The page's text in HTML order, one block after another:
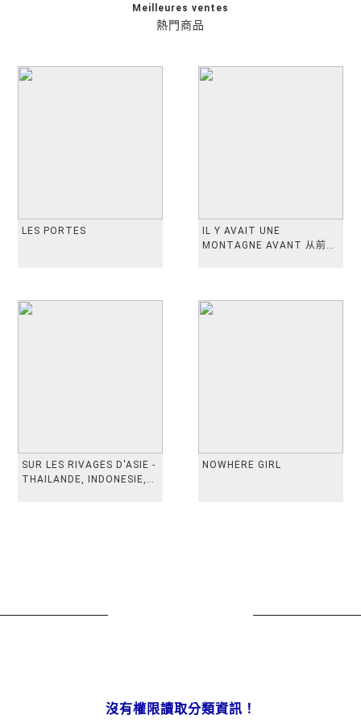
熱門商品
Meilleures ventes
LES PORTES
IL Y AVAIT UNE
MONTAGNE AVANT 从前有
SUR LES RIVAGES D'ASIE -
THAILANDE, INDONESIE,
NOWHERE GIRL
沒有權限讀取分類資訊！